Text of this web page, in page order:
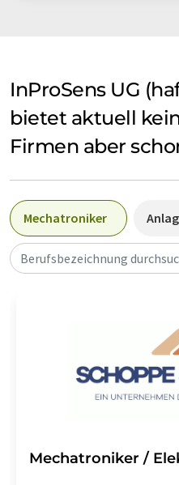
InProSens UG
bietet aktuell
Firmen aber
Mechatroniker
Berufsbezeichnung
Mechatroniker /